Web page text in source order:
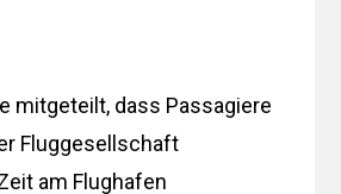
mitgeteilt, dass Passagiere
Fluggesellschaft
am Flughafen